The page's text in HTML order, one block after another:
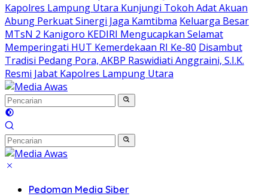
Kapolres Lampung Utara Kunjungi Tokoh Adat Akuan
Abung Perkuat Sinergi Jaga Kamtibma Keluarga Besar
MTsN 2 Kanigoro KEDIRI Mengucapkan Selamat
Memperingati HUT Kemerdekaan RI Ke-80 Disambut
Tradisi Pedang Pora, AKBP Raswidiati Anggraini, S.I.K.
Resmi Jabat Kapolres Lampung Utara
Pedoman Media Siber